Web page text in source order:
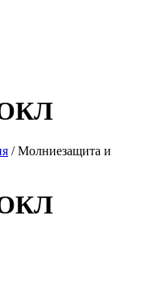
ОКЛ
/ Молниезащита и
ОКЛ